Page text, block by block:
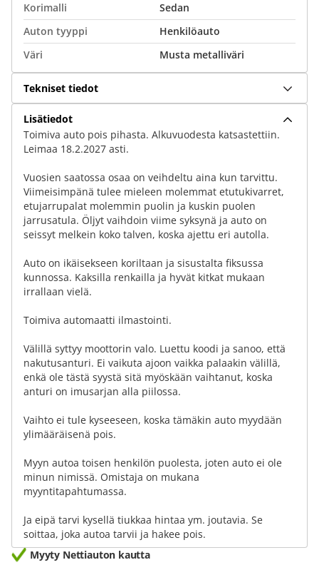
Korimalli
Sedan
Auton tyyppi
Henkilöauto
Väri
Musta metalliväri
Tekniset tiedot
Lisätiedot
Toimiva auto pois pihasta. Alkuvuodesta katsastettiin.
Leimaa 18.2.2027 asti.
Vuosien saatossa osaa on veihdeltu aina kun tarvittu.
Viimeisimpänä tulee mieleen molemmat etutukivarret,
etujarrupalat molemmin puolin ja kuskin puolen
jarrusatula. Öljyt vaihdoin viime syksynä ja auto on
seissyt melkein koko talven, koska ajettu eri autolla.
Auto on ikäisekseen koriltaan ja sisustalta fiksussa
kunnossa. Kaksilla renkailla ja hyvät kitkat mukaan
irrallaan vielä.
Toimiva automaatti ilmastointi.
Välillä syttyy moottorin valo. Luettu koodi ja sanoo, että
nakutusanturi. Ei vaikuta ajoon vaikka palaakin välillä,
enkä ole tästä syystä sitä myöskään vaihtanut, koska
anturi on imusarjan alla piilossa.
Vaihto ei tule kyseeseen, koska tämäkin auto myydään
ylimääräisenä pois.
Myyn autoa toisen henkilön puolesta, joten auto ei ole
minun nimissä. Omistaja on mukana
myyntitapahtumassa.
Ja eipä tarvi kysellä tiukkaa hintaa ym. joutavia. Se
soittaa, joka autoa tarvii ja hakee pois.
Myyty Nettiauton kautta